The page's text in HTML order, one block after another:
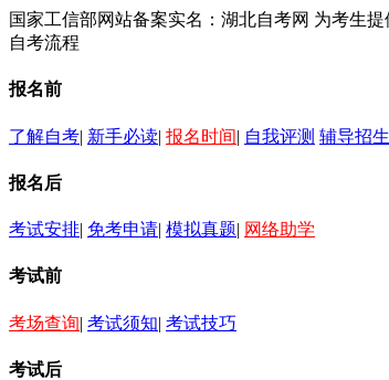
国家工信部网站备案实名：湖北自考网 为考生
自考流程
报名前
了解自考| 新手必读| 报名时间| 自我评测 辅导招生
报名后
考试安排| 免考申请| 模拟真题| 网络助学
考试前
考场查询| 考试须知| 考试技巧
考试后